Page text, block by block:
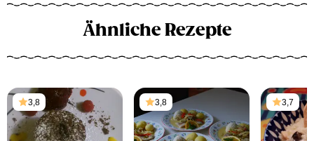
Ähnliche Rezepte
3,8 3,8 3,7